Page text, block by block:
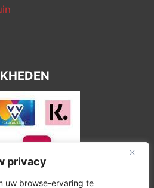
privacy
uw browse-ervaring te